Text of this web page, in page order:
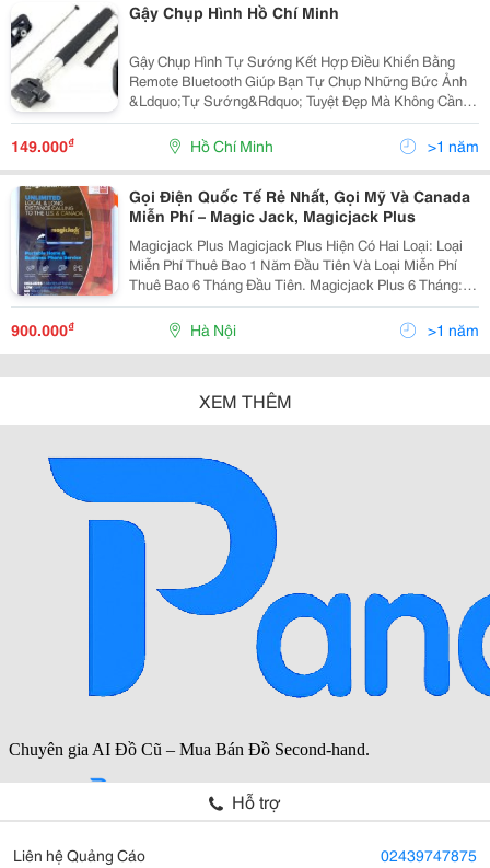
Gậy Chụp Hình Hồ Chí Minh
Gậy Chụp Hình Tự Sướng Kết Hợp Điều Khiển Bằng
Remote Bluetooth Giúp Bạn Tự Chụp Những Bức Ảnh
&Ldquo;Tự Sướng&Rdquo; Tuyệt Đẹp Mà Không Cần
Phải Có Người Trợ Giúp. - Sản Phẩm Hỗ Trợ Bạn Tự
Chụp Phía Trước Dễ Dàng Hơn, Đồng Thời Tạo Những
Góc Chụp
149.000₫ Hồ Chí Minh >1 năm
Gọi Điện Quốc Tế Rẻ Nhất, Gọi Mỹ Và Canada
Miễn Phí – Magic Jack, Magicjack Plus
Magicjack Plus Magicjack Plus Hiện Có Hai Loại: Loại
Miễn Phí Thuê Bao 1 Năm Đầu Tiên Và Loại Miễn Phí
Thuê Bao 6 Tháng Đầu Tiên. Magicjack Plus 6 Tháng:
Magicjack Plus 1 Năm: Giá : + Magicjack Plus (1 Năm)
-1.500.000 Đồng (Miễn
900.000₫ Hà Nội >1 năm
XEM THÊM
Hỗ trợ
Liên hệ Quảng Cáo 02439747875